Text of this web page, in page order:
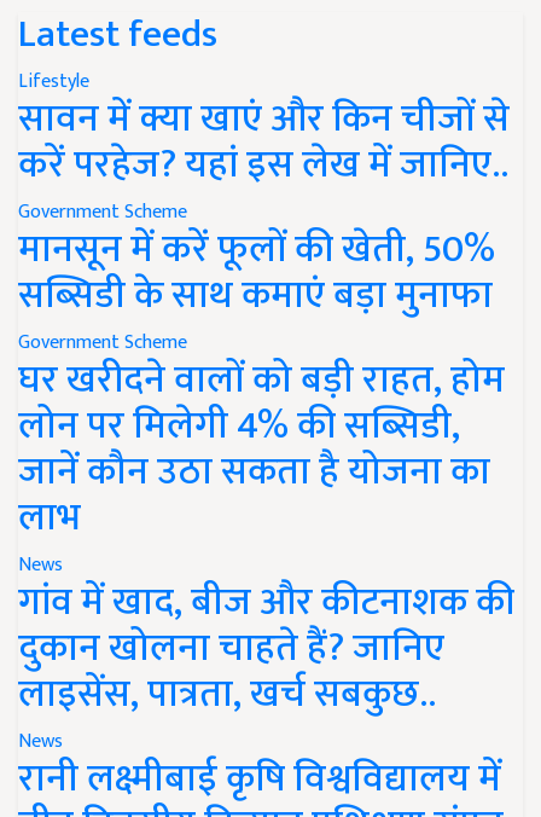
Latest feeds
Lifestyle
सावन में क्या खाएं और किन चीजों से
करें परहेज? यहां इस लेख में जानिए..
Government Scheme
मानसून में करें फूलों की खेती, 50%
सब्सिडी के साथ कमाएं बड़ा मुनाफा
Government Scheme
घर खरीदने वालों को बड़ी राहत, होम
लोन पर मिलेगी 4% की सब्सिडी,
जानें कौन उठा सकता है योजना का
लाभ
News
गांव में खाद, बीज और कीटनाशक की
दुकान खोलना चाहते हैं? जानिए
लाइसेंस, पात्रता, खर्च सबकुछ..
News
रानी लक्ष्मीबाई कृषि विश्वविद्यालय में